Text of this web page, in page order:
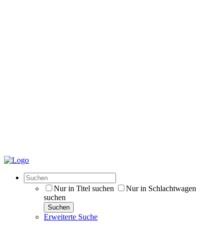
Nur in Titel suchen
Nur in Schlachtwagen
suchen
Suchen
Erweiterte Suche